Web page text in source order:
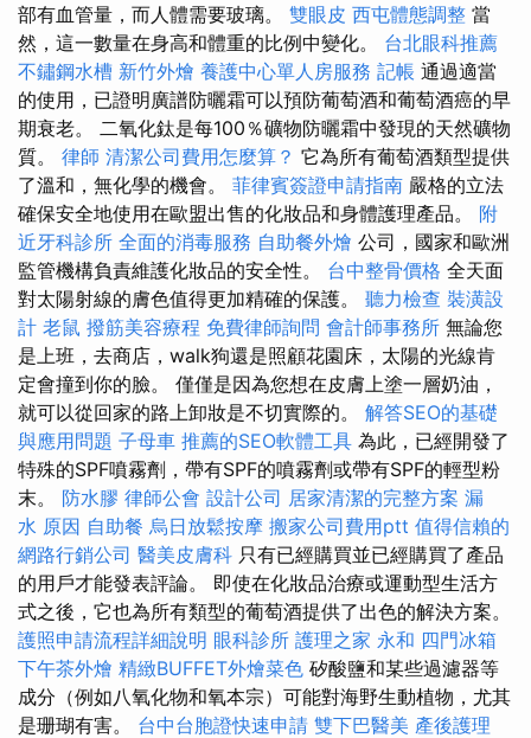
部有血管量，而人體需要玻璃。 雙眼皮 西屯體態調整 當
然，這一數量在身高和體重的比例中變化。 台北眼科推薦
不鏽鋼水槽 新竹外燴 養護中心單人房服務 記帳 通過適當
的使用，已證明廣譜防曬霜可以預防葡萄酒和葡萄酒癌的早
期衰老。 二氧化鈦是每100％礦物防曬霜中發現的天然礦物
質。 律師 清潔公司費用怎麼算？ 它為所有葡萄酒類型提供
了溫和，無化學的機會。 菲律賓簽證申請指南 嚴格的立法
確保安全地使用在歐盟出售的化妝品和身體護理產品。 附
近牙科診所 全面的消毒服務 自助餐外燴 公司，國家和歐洲
監管機構負責維護化妝品的安全性。 台中整骨價格 全天面
對太陽射線的膚色值得更加精確的保護。 聽力檢查 裝潢設
計 老鼠 撥筋美容療程 免費律師詢問 會計師事務所 無論您
是上班，去商店，walk狗還是照顧花園床，太陽的光線肯
定會撞到你的臉。 僅僅是因為您想在皮膚上塗一層奶油，
就可以從回家的路上卸妝是不切實際的。 解答SEO的基礎
與應用問題 子母車 推薦的SEO軟體工具 為此，已經開發了
特殊的SPF噴霧劑，帶有SPF的噴霧劑或帶有SPF的輕型粉
末。 防水膠 律師公會 設計公司 居家清潔的完整方案 漏
水 原因 自助餐 烏日放鬆按摩 搬家公司費用ptt 值得信賴的
網路行銷公司 醫美皮膚科 只有已經購買並已經購買了產品
的用戶才能發表評論。 即使在化妝品治療或運動型生活方
式之後，它也為所有類型的葡萄酒提供了出色的解決方案。
護照申請流程詳細說明 眼科診所 護理之家 永和 四門冰箱
下午茶外燴 精緻BUFFET外燴菜色 矽酸鹽和某些過濾器等
成分（例如八氧化物和氧本宗）可能對海野生動植物，尤其
是珊瑚有害。 台中台胞證快速申請 雙下巴醫美 產後護理